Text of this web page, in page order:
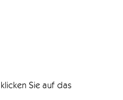
Sie auf das